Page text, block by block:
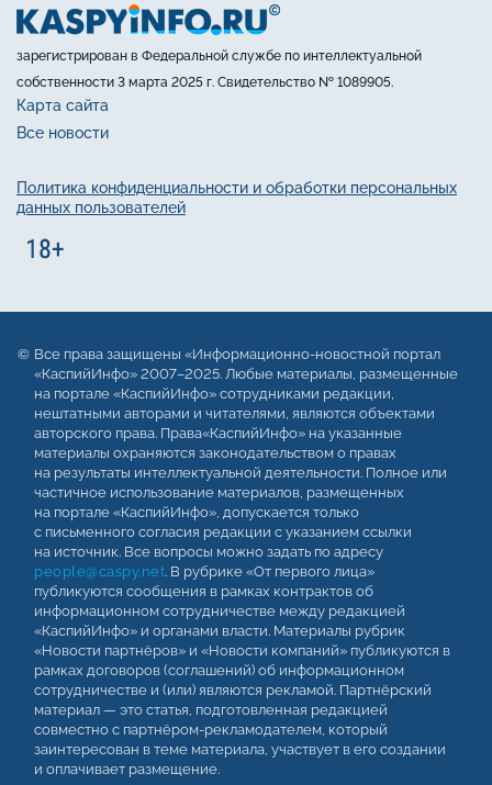
зарегистрирован в Федеральной службе по интеллектуальной
собственности 3 марта 2025 г. Свидетельство № 1089905.
Карта сайта
Все новости
Политика конфиденциальности и обработки персональных
данных пользователей
Все права защищены «Информационно-новостной портал
«КаспийИнфо» 2007–2025. Любые материалы, размещенные
на портале «КаспийИнфо» сотрудниками редакции,
нештатными авторами и читателями, являются объектами
авторского права. Права«КаспийИнфо» на указанные
материалы охраняются законодательством о правах
на результаты интеллектуальной деятельности. Полное или
частичное использование материалов, размещенных
на портале «КаспийИнфо», допускается только
с письменного согласия редакции с указанием ссылки
на источник. Все вопросы можно задать по адресу
people@caspy.net. В рубрике «От первого лица»
публикуются сообщения в рамках контрактов об
информационном сотрудничестве между редакцией
«КаспийИнфо» и органами власти. Материалы рубрик
«Новости партнёров» и «Новости компаний» публикуются в
рамках договоров (соглашений) об информационном
сотрудничестве и (или) являются рекламой. Партнёрский
материал — это статья, подготовленная редакцией
совместно с партнёром-рекламодателем, который
заинтересован в теме материала, участвует в его создании
и оплачивает размещение.